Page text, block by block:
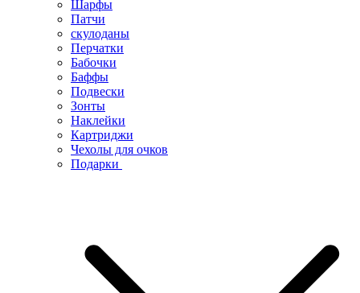
Шарфы
Патчи
скулоданы
Перчатки
Бабочки
Баффы
Подвески
Зонты
Наклейки
Картриджи
Чехолы для очков
Подарки